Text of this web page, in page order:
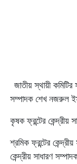
জাতীয় স্থায়ী
সম্পাদক শেখ নজরুল
কৃষক ফ্রন্টের কেন্দ্রীয়
শ্রমিক ফ্রন্টের
কেন্দ্রীয় সাধারণ